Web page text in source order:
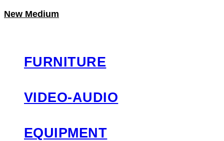
New Medium
FURNITURE
VIDEO-AUDIO
EQUIPMENT